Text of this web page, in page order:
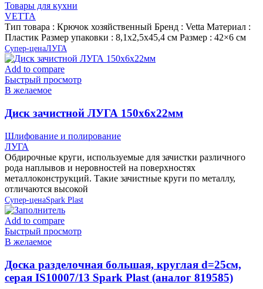
Товары для кухни
VETTA
Тип товара : Крючок хозяйственный Бренд : Vetta Материал :
Пластик Размер упаковки : 8,1х2,5х45,4 см Размер : 42×6 см
Супер-ценаЛУГА
Add to compare
Быстрый просмотр
В желаемое
Диск зачистной ЛУГА 150х6х22мм
Шлифование и полирование
ЛУГА
Обдирочные круги, используемые для зачистки различного
рода наплывов и неровностей на поверхностях
металлоконструкций. Такие зачистные круги по металлу,
отличаются высокой
Супер-ценаSpark Plast
Add to compare
Быстрый просмотр
В желаемое
Доска разделочная большая, круглая d=25см,
серая IS10007/13 Spark Plast (аналог 819585)